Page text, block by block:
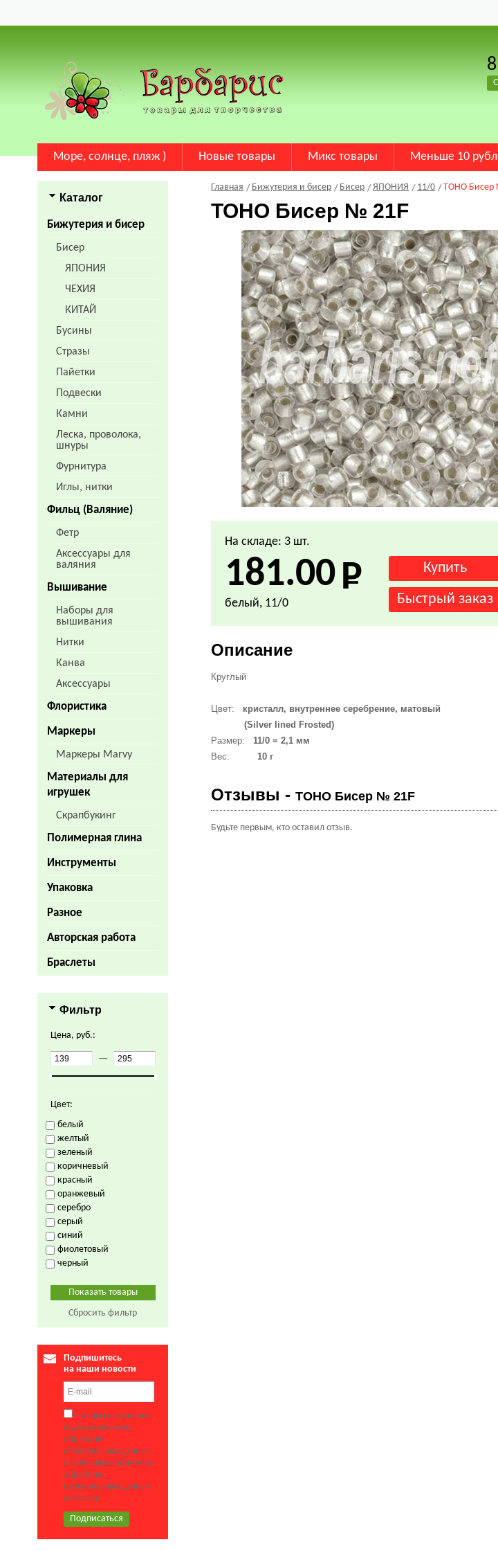
Море, солнце, пляж ) Новые товары Микс товары Меньше 10
Каталог
Бижутерия и бисер
Бисер
ЯПОНИЯ
ЧЕХИЯ
КИТАЙ
Бусины
Стразы
Пайетки
Подвески
Камни
Леска, проволока,
шнуры
Фурнитура
Иглы, нитки
Фильц (Валяние)
Фетр
Аксессуары для
валяния
Вышивание
Наборы для
вышивания
Нитки
Канва
Аксессуары
Флористика
Маркеры
Маркеры Marvy
Материалы для
игрушек
Скрапбукинг
Полимерная глина
Инструменты
Упаковка
Разное
Авторская работа
Браслеты
Фильтр
Цена, руб.:
—
Цвет:
белый
желтый
зеленый
коричневый
красный
оранжевый
серебро
серый
синий
фиолетовый
черный
Сбросить фильтр
Подпишитесь
на наши новости
Нажимая на кнопку,
я даю согласие на
обработку
персональных данных.
С условиями политики
обработки
персональных данных
согласен.
Главная Бижутерия и бисер Бисер ЯПОНИЯ 11/0 TOHO
TOHO Бисер № 21F
На складе: 3 шт.
181.00
белый, 11/0
Описание
Круглый
Цвет:
кристалл, внутреннее серебрение, матовый
(Silver lined Frosted)
Размер:
11/0 = 2,1 мм
Вес:
10 г
Отзывы -TOHO Бисер № 21F
Будьте первым, кто оставил отзыв.